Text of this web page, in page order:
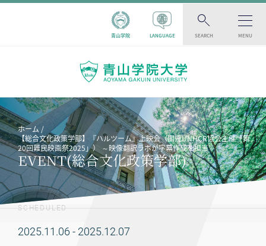
青山学院 LANGUAGE SEARCH MENU
ホーム
【総合文化政策学部】『ハルツーム』上映会（国連UNHCR協会主催「第
20回難民映画祭2025」） ～映像翻訳ラボが字幕作成を担当～
EVENT(総合文化政策学部)
SCHEDULED
2025.11.06 - 2025.12.07